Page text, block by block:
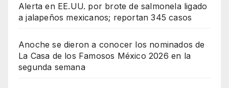
Alerta en EE.UU. por brote de salmonela ligado
a jalapeños mexicanos; reportan 345 casos
Anoche se dieron a conocer los nominados de
La Casa de los Famosos México 2026 en la
segunda semana